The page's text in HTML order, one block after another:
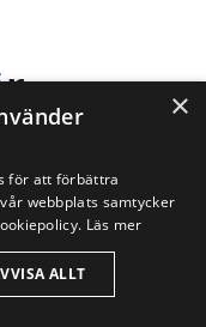
i
×
för att förbättra
webbplats samtycker
Läs mer
ALLT